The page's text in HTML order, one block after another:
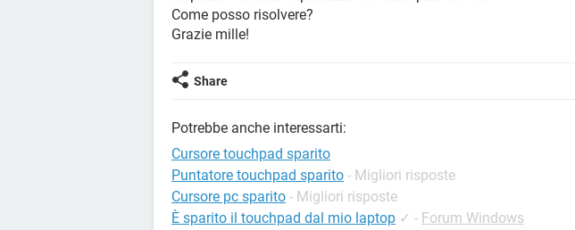
Come posso risolvere?
Grazie mille!
Share
Potrebbe anche interessarti:
Cursore touchpad sparito
Puntatore touchpad sparito - Migliori risposte
Cursore pc sparito - Migliori risposte
È sparito il touchpad dal mio laptop ✓ - Forum Windows